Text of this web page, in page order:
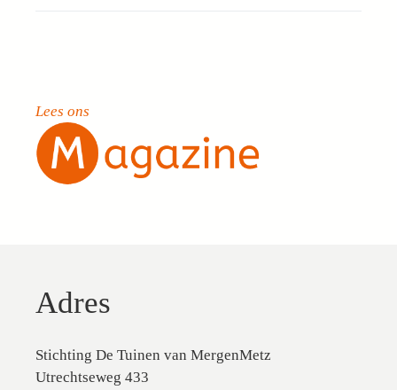
Lees ons
Adres
Stichting De Tuinen van MergenMetz
Utrechtseweg 433